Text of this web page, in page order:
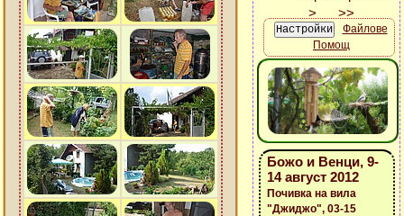
Файлове
Помощ
Божо и Венци, 9-
14 август 2012
Почивка на вила
"Джиджо", 03-15